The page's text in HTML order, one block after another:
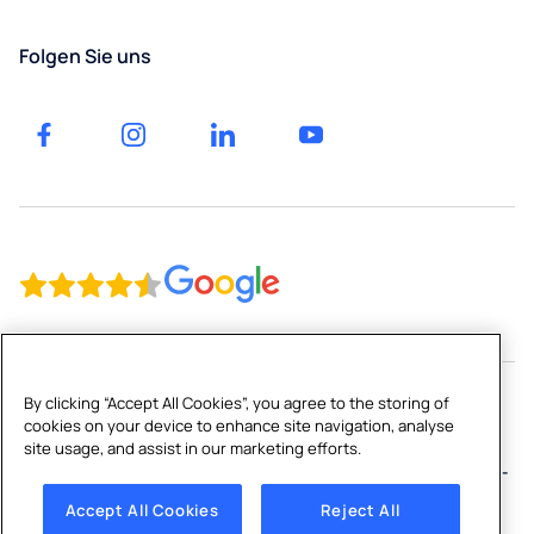
Luzern
Gallen
Folgen Sie uns
Copyright © 2026 Culligan CH Limited
Cookie-
By clicking “Accept All Cookies”, you agree to the storing of
cookies on your device to enhance site navigation, analyse
site usage, and assist in our marketing efforts.
Accept All Cookies Reject All